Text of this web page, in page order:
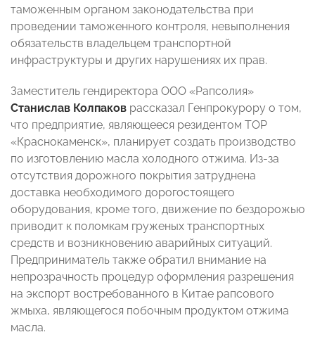
таможенным органом законодательства при
проведении таможенного контроля, невыполнения
обязательств владельцем транспортной
инфраструктуры и других нарушениях их прав.
Заместитель гендиректора ООО «Рапсолия»
Станислав Колпаков рассказал Генпрокурору о том,
что предприятие, являющееся резидентом ТОР
«Краснокаменск», планирует создать производство
по изготовлению масла холодного отжима. Из-за
отсутствия дорожного покрытия затруднена
доставка необходимого дорогостоящего
оборудования, кроме того, движение по бездорожью
приводит к поломкам груженых транспортных
средств и возникновению аварийных ситуаций.
Предприниматель также обратил внимание на
непрозрачность процедур оформления разрешения
на экспорт востребованного в Китае рапсового
жмыха, являющегося побочным продуктом отжима
масла.